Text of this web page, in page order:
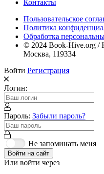
Контакты
Пользовательское
Политика
Обработка
© 2024 Book-Hive.org /
Москва, 119334
Войти Регистрация
Логин:
Пароль: Забыли пароль?
Не запоминать меня
Войти на сайт
Или войти через